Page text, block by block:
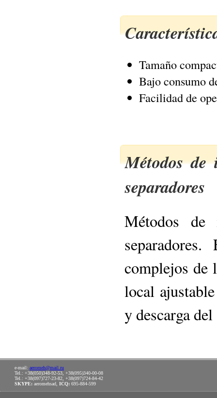
Tamaño
Bajo consumo
Facilidad de
Métodos de
separadores
Métodos de
complejos de
local
y descarga
e-mail: aeromeh@mail.ru
Tel.: +38(050)348-92-53, +38(095)340-00-08
Tel.: +38(097)727-23-82, +38(097)724-84-42
SKYPE: aeromehsad, ICQ: 695-884-599